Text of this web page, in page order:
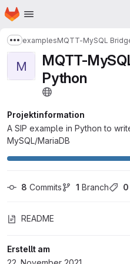
Zum Hauptinhalt springen
Startseite
Mehr Breadcrumbs
examplesMQTT-MySQL
M
MQTT-
Python
Projektinformation
A SIP example in Python to
MySQL/MariaDB
8 Commits 1 Branch 0
README
Erstellt am